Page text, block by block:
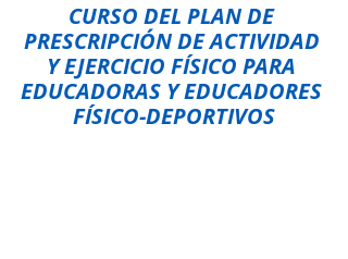
CURSO DEL PLAN DE
PRESCRIPCIÓN DE ACTIVIDAD
Y EJERCICIO FÍSICO PARA
EDUCADORAS Y EDUCADORES
FÍSICO-DEPORTIVOS